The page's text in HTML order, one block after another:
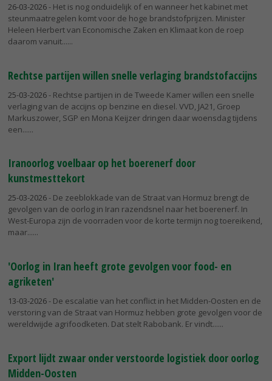
26-03-2026- Het is nog onduidelijk of en wanneer het kabinet met
steunmaatregelen komt voor de hoge brandstofprijzen. Minister
Heleen Herbert van Economische Zaken en Klimaat kon de roep
daarom vanuit...
Rechtse partijen willen snelle verlaging brandstofaccijns
25-03-2026- Rechtse partijen in de Tweede Kamer willen een snelle
verlaging van de accijns op benzine en diesel. VVD, JA21, Groep
Markuszower, SGP en Mona Keijzer dringen daar woensdag tijdens
een...
Iranoorlog voelbaar op het boerenerf door
kunstmesttekort
25-03-2026- De zeeblokkade van de Straat van Hormuz brengt de
gevolgen van de oorlog in Iran razendsnel naar het boerenerf. In
West-Europa zijn de voorraden voor de korte termijn nog toereikend,
maar...
'Oorlog in Iran heeft grote gevolgen voor food- en
agriketen'
13-03-2026- De escalatie van het conflict in het Midden-Oosten en de
verstoring van de Straat van Hormuz hebben grote gevolgen voor de
wereldwijde agrifoodketen. Dat stelt Rabobank. Er vindt...
Export lijdt zwaar onder verstoorde logistiek door oorlog
Midden-Oosten